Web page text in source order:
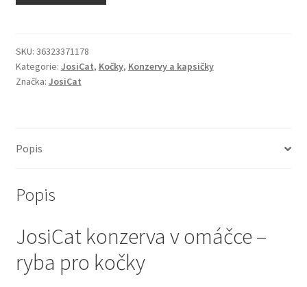
Odpočívadla pro kočky
Pamlsky pro kočky
Škrabadla pro kočky
Veterinární dieta pro kočky
Vše pro psy — Krmivo, doplňky, vybavení
SKU: 36323371178
Kategorie: JosiCat, Kočky, Konzervy a kapsičky
Značka: JosiCat
Popis
Popis
JosiCat konzerva v omáčce –
ryba pro kočky